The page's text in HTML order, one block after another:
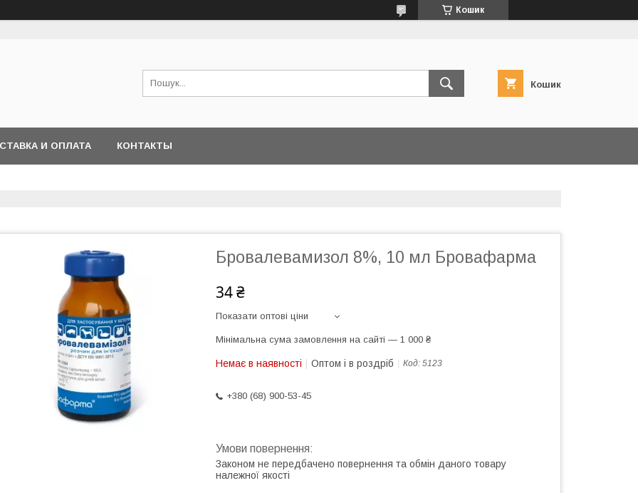
Кошик
Кошик
И ОПЛАТА КОНТАКТЫ
Бровалевамизол 8%, 10 мл Бровафарма
34 ₴
Показати оптові ціни
Мінімальна сума замовлення на сайті — 1 000 ₴
Немає в наявності Оптом і в роздріб Код: 5123
+380 (68) 900-53-45
Законом не передбачено повернення та обмін даного товару
належної якості